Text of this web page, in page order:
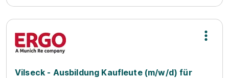
Vilseck - Ausbildung Kaufleute (m/w/d) für